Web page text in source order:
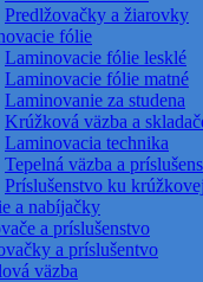
Predlžovačky a žiarovky
fólie
Laminovacie fólie lesklé
Laminovacie fólie matné
Laminovanie za studena
Krúžková väzba a
Laminovacia technika
Tepelná väzba a
Príslušenstvo ku
a nabíjačky
a príslušenstvo
a príslušentvo
väzba